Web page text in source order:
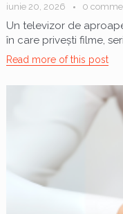
iunie 20, 2026 0
Un televizor de
în care privești filme,
Read more of this post